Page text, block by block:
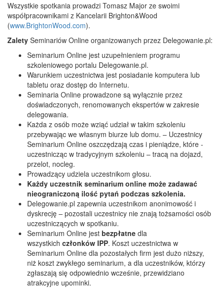
Wszystkie spotkania prowadzi Tomasz Major ze swoimi
współpracownikami z Kancelarii Brighton&Wood
(www.BrightonWood.com).
Zalety Seminariów Online organizowanych przez Delegowanie.pl:
Seminarium Online jest uzupełnieniem programu
szkoleniowego portalu Delegowanie.pl.
Warunkiem uczestnictwa jest posiadanie komputera lub
tabletu oraz dostęp do Internetu.
Seminaria Online prowadzone są wyłącznie przez
doświadczonych, renomowanych ekspertów w zakresie
delegowania.
Każda z osób może wziąć udział w takim szkoleniu
przebywając we własnym biurze lub domu. – Uczestnicy
Seminarium Online oszczędzają czas i pieniądze, które -
uczestnicząc w tradycyjnym szkoleniu – tracą na dojazd,
przelot, nocleg.
Prowadzący udziela uczestnikom głosu.
Każdy uczestnik seminarium online może zadawać
nieograniczoną ilość pytań podczas szkolenia.
Delegowanie.pl zapewnia uczestnikom anonimowość i
dyskrecję – pozostali uczestnicy nie znają tożsamości osób
uczestniczących w spotkaniu.
Seminarium Online jest bezpłatne dla
wszystkich członków IPP. Koszt uczestnictwa w
Seminarium Online dla pozostałych firm jest dużo niższy,
niż koszt zwykłego seminarium, a dla uczestników, którzy
zgłaszają się odpowiednio wcześnie, przewidziano
atrakcyjne upominki.